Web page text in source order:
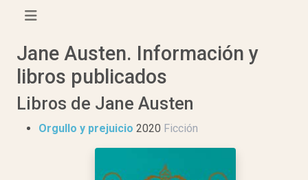
Jane Austen. Información y
libros publicados
Libros de Jane Austen
Orgullo y prejuicio 2020 Ficción